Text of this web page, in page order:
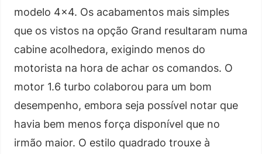
modelo 4×4. Os acabamentos mais simples
que os vistos na opção Grand resultaram numa
cabine acolhedora, exigindo menos do
motorista na hora de achar os comandos. O
motor 1.6 turbo colaborou para um bom
desempenho, embora seja possível notar que
havia bem menos força disponível que no
irmão maior. O estilo quadrado trouxe à